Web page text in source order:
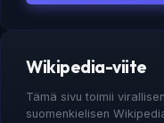
Wikipedia-viite
Tämä sivu toimii
suomenkielisen